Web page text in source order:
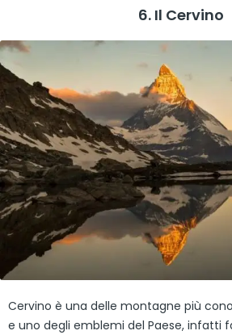
6. Il Cervino
Cervino è una delle montagne più
e uno degli emblemi del Paese, infatti